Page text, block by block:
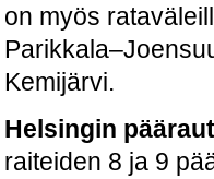
on myös
Kemijärvi.
Helsingin
raiteiden 8 ja 9